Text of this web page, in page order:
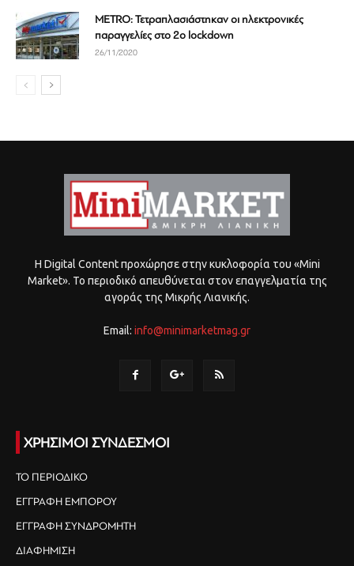
METRO: Τετραπλασιάστηκαν οι ηλεκτρονικές
παραγγελίες στο 2ο lockdown
26/11/2020
Η Digital Content προχώρησε στην κυκλοφορία του «Mini
Market». Το περιοδικό απευθύνεται στον επαγγελματία της
αγοράς της Μικρής Λιανικής.
Email: info@minimarketmag.gr
ΧΡΗΣΙΜΟΙ ΣΥΝΔΕΣΜΟΙ
ΤΟ ΠΕΡΙΟΔΙΚΟ
ΕΓΓΡΑΦΗ ΕΜΠΟΡΟΥ
ΕΓΓΡΑΦΗ ΣΥΝΔΡΟΜΗΤΗ
ΔΙΑΦΗΜΙΣΗ